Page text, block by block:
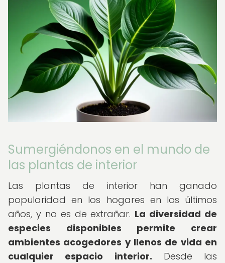
Sumergiéndonos en el mundo de
las plantas de interior
Las plantas de interior han ganado
popularidad en los hogares en los últimos
años, y no es de extrañar. La diversidad de
especies disponibles permite crear
ambientes acogedores y llenos de vida en
cualquier espacio interior. Desde las